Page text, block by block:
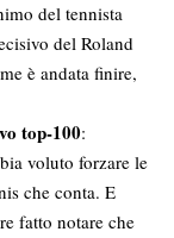
del tennista
del Roland
è andata finire,
top-100:
voluto forzare le
che conta. E
fatto notare che